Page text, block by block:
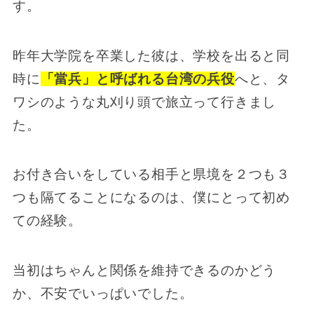
す。
昨年大学院を卒業した彼は、学校を出ると同
時に
「當兵」と呼ばれる台湾の兵役へと、タ
ワシのような丸刈り頭で旅立って行きまし
た。
お付き合いをしている相手と県境を２つも３
つも隔てることになるのは、僕にとって初め
ての経験。
当初はちゃんと関係を維持できるのかどう
か、不安でいっぱいでした。